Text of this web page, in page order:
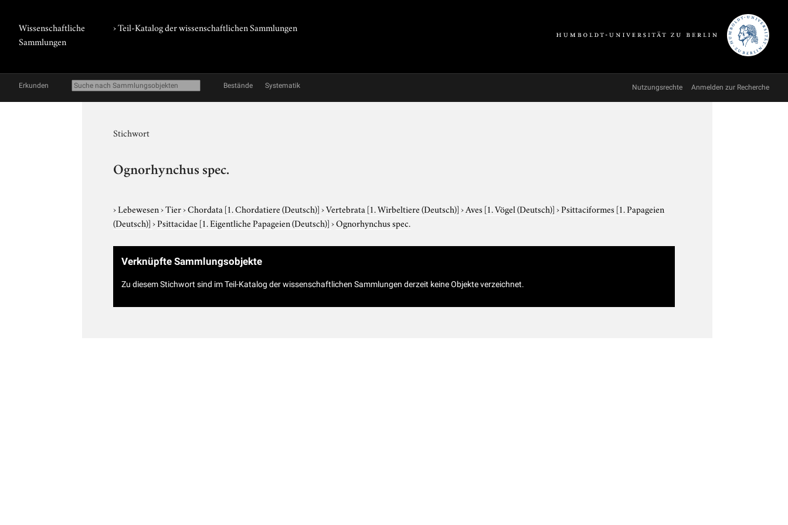
Wissenschaftliche
Sammlungen
› Teil-Katalog der wissenschaftlichen Sammlungen
Erkunden Bestände Systematik Nutzungsrechte Anmelden zur Recherche
Stichwort
Ognorhynchus spec.
›Lebewesen›Tier›Chordata [1. Chordatiere (Deutsch)]›Vertebrata [1. Wirbeltiere (Deutsch)]›Aves [1. Vögel (Deutsch)]›Psittaciformes [1. Papageien
(Deutsch)]›Psittacidae [1. Eigentliche Papageien (Deutsch)]›Ognorhynchus spec.
Verknüpfte Sammlungsobjekte
Zu diesem Stichwort sind im Teil-Katalog der wissenschaftlichen Sammlungen derzeit keine Objekte verzeichnet.